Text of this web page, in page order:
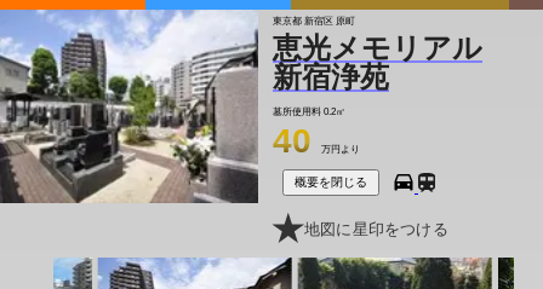
東京都 新宿区 原町
恵光メモリアル
新宿浄苑
墓所使用料 0.2㎡
40 万円より
概要を閉じる
地図に星印をつける